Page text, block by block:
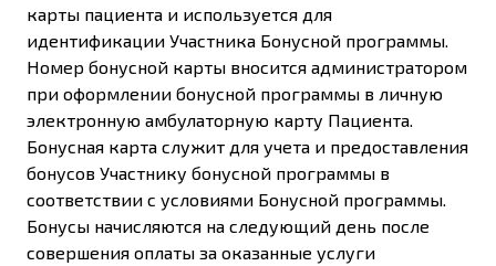
карты пациента и используется для
идентификации Участника Бонусной программы.
Номер бонусной карты вносится администратором
при оформлении бонусной программы в личную
электронную амбулаторную карту Пациента.
Бонусная карта служит для учета и предоставления
бонусов Участнику бонусной программы в
соответствии с условиями Бонусной программы.
Бонусы начисляются на следующий день после
совершения оплаты за оказанные услуги